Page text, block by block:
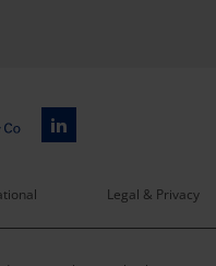
Legal & Privacy